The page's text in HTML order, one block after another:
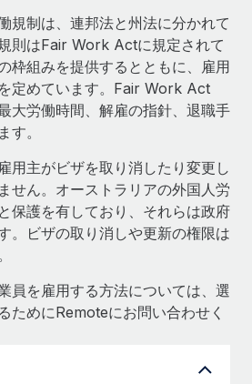
プライアンスの専門サポート
ェック
をシンプルに
クを先回りして対応
で提供・管理
ピーディに設立
ズに
近日リリース予定
するコンサルティング
示する
規制は、連邦法と州法に分かれて
則はFair Work Actに規定されて
枠組みを提供するとともに、雇用
定めています。Fair Work Act
大労働時間、解雇の指針、退職手
す。
用主がビザを取り消したり変更し
せん。オーストラリアの外国人労
保護を有しており、それらは政府
。ビザの取り消しや更新の権限は
員を雇用する方法については、選
ためにRemoteにお問い合わせく